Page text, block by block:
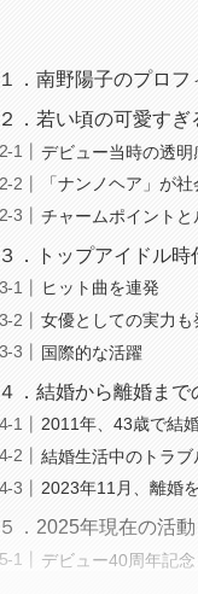
１．南野陽子のプロ
２．若い頃の可愛すぎ
デビュー当時の透明
「ナンノヘア」が
チャームポイントと
３．トップアイドル
ヒット曲を連発
女優としての実力も
国際的な活躍
４．結婚から離婚まで
2011年、43歳で結
結婚生活中のトラブ
2023年11月、離婚
５．2025年現在の活
デビュー40周年記